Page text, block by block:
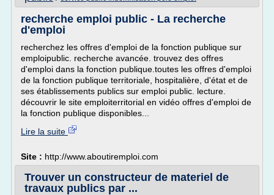
recherche emploi public - La recherche
d'emploi
recherchez les offres d'emploi de la fonction publique sur
emploipublic. recherche avancée. trouvez des offres
d'emploi dans la fonction publique.toutes les offres d'emploi
de la fonction publique territoriale, hospitalière, d'état et de
ses établissements publics sur emploi public. lecture.
découvrir le site emploiterritorial en vidéo offres d'emploi de
la fonction publique disponibles...
Lire la suite
Site : http://www.aboutiremploi.com
Trouver un constructeur de materiel de
travaux publics par ...